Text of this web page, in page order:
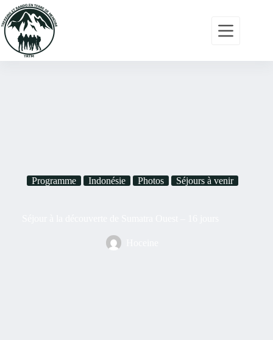
Accueil
Programmes
Programme Indonésie Photos Séjours à venir